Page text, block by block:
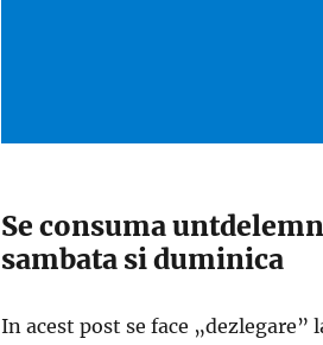
Se consuma
sambata si duminica
In acest post se face